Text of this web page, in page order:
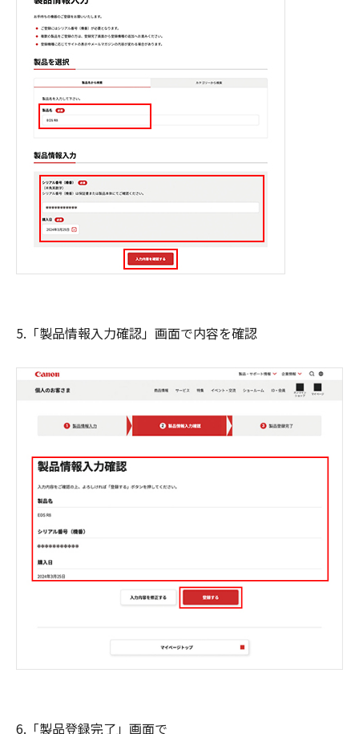
5.「製品情報入力確認」画面で内容を確認
6.「製品登録完了」画面で